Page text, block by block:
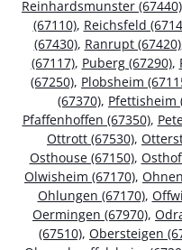
Reinhardsmunster (67440)
(67110), Reichsfeld
(67430), Ranrupt (67420)
(67117), Puberg (67290),
(67250), Plobsheim
(67370), Pfettisheim
Pfaffenhoffen (67350),
Ottrott (67530),
Osthouse (67150),
Olwisheim (67170),
Ohlungen (67170),
Oermingen (67970),
(67510), Obersteigen